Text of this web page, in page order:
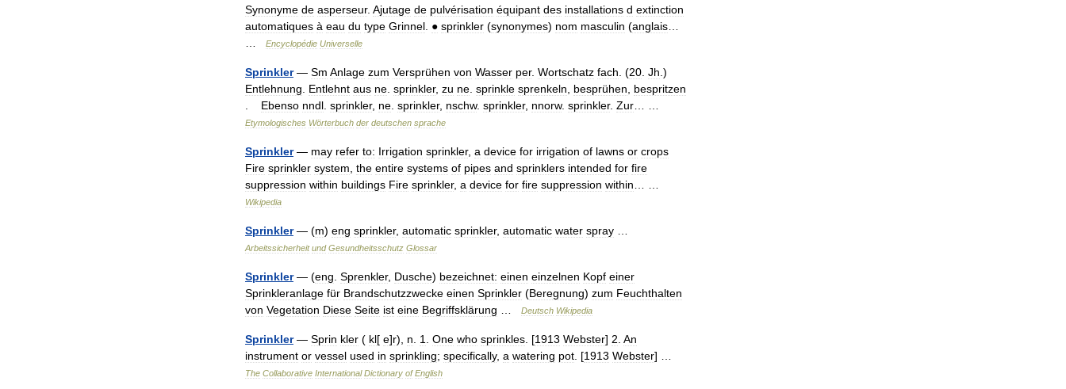
Synonyme de asperseur. Ajutage de pulvérisation équipant des installations d extinction
automatiques à eau du type Grinnel ● sprinkler (synonymes) nom masculin (anglais
Encyclopédie Universelle
Sprinkler— Sm Anlage zum Versprühen von Wasser per. Wortschatz fach . (20 Jh .)
Entlehnung
Entlehnt aus ne sprinkler, zu ne sprinkle sprenkeln besprühen
bespritzen
Ebenso nndl sprinkler, ne sprinkler, nschw. sprinkler, nnorw. sprinkler. Zur
Etymologisches Wörterbuch der deutschen sprache
Sprinkler— may refer to: Irrigation sprinkler, a device for irrigation of lawns or crops
Fire sprinkler system the entire systems of pipes and sprinklers intended for fire
suppression within buildings Fire sprinkler, a device for fire suppression within
Wikipedia
Sprinkler— (m) eng sprinkler, automatic sprinkler, automatic water spray
Arbeitssicherheit und Gesundheitsschutz Glossar
Sprinkler— (eng Sprenkler, Dusche) bezeichnet: einen einzelnen Kopf einer
Sprinkleranlage für Brandschutzzwecke einen Sprinkler (Beregnung) zum Feuchthalten
von Vegetation Diese Seite ist eine Begriffsklärung Deutsch Wikipedia
Sprinkler— Sprin kler ( kl[ e]r), n 1 One who sprinkles . [1913 Webster] 2 An
instrument or vessel used in sprinkling; specifically, a watering pot . [1913 Webster] …
The Collaborative International Dictionary of English